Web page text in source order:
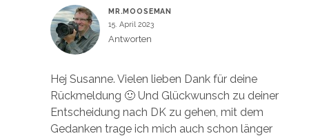
MR.MOOSEMAN
15. April 2023
Antworten
Hej Susanne. Vielen lieben Dank für deine
Rückmeldung 🙂 Und Glückwunsch zu deiner
Entscheidung nach DK zu gehen, mit dem
Gedanken trage ich mich auch schon länger